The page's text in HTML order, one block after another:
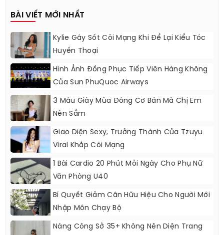
BÀI VIẾT MỚI NHẤT
Kylie Gây Sốt Cõi Mạng Khi Để Lại Kiểu Tóc
Huyền Thoại
Hình Ảnh Đồng Phục Tiếp Viên Hàng Không
Của Sun PhuQuoc Airways
3 Mẫu Giày Mùa Đông Cơ Bản Mà Chị Em
Nên Sắm
Giao Diện Sexy, Trưởng Thành Của Tzuyu
Viral Khắp Cõi Mạng
1 Bài Cardio 20 Phút Mỗi Ngày Cho Phụ Nữ
Văn Phòng U40
Bí Quyết Giảm Cân Hữu Hiệu Cho Người Mới
Nhập Môn Chạy Bộ
Nàng Công Sở 35+ Không Nên Diện Trang